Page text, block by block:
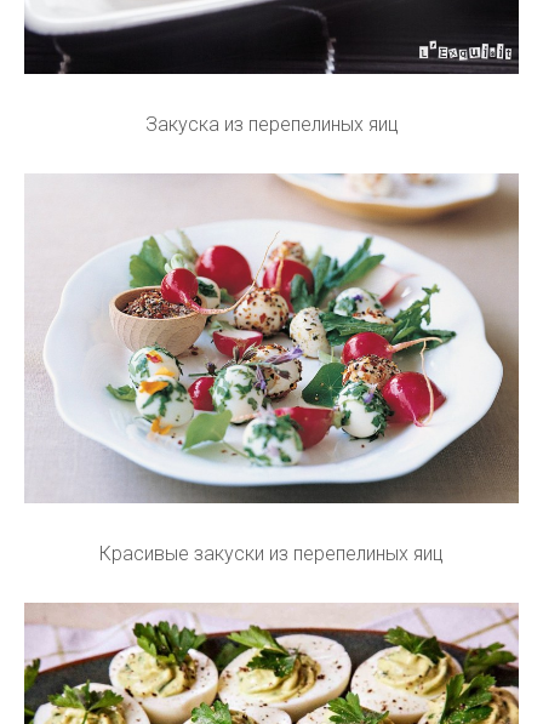
Закуска из перепелиных яиц
Красивые закуски из перепелиных яиц